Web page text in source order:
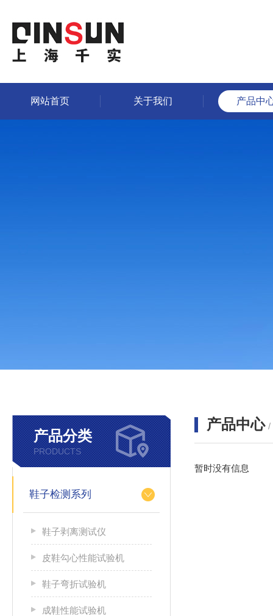
网站首页 关于我们 产品中
产品分类
PRODUCTS
鞋子检测系列
鞋子剥离测试仪
皮鞋勾心性能试验机
鞋子弯折试验机
成鞋性能试验机
产品中心 /
暂时没有信息